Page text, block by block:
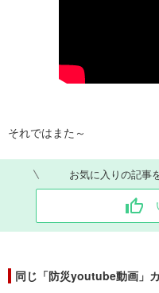
それではまた～
お気に入りの記事
同じ「防災youtube動画」